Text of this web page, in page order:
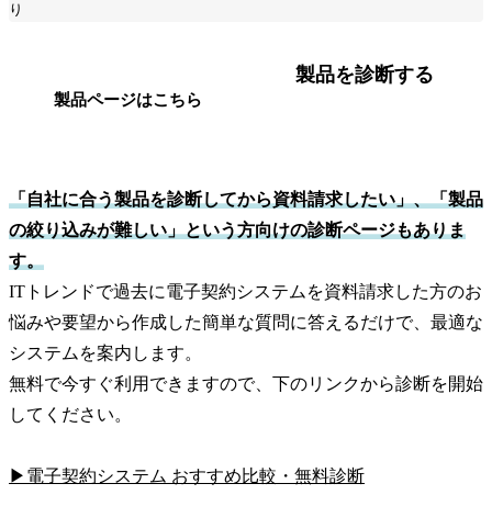
り
製品ページはこちら
製品を診断する
「自社に合う製品を診断してから資料請求したい」、「製品
の絞り込みが難しい」という方向けの診断ページもありま
す。
ITトレンドで過去に電子契約システムを資料請求した方のお
悩みや要望から作成した簡単な質問に答えるだけで、最適な
システムを案内します。
無料で今すぐ利用できますので、下のリンクから診断を開始
してください。
▶電子契約システム おすすめ比較・無料診断